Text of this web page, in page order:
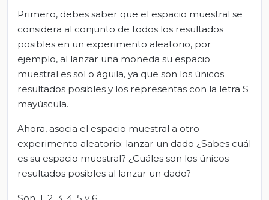
Primero, debes saber que el espacio muestral se
considera al conjunto de todos los resultados
posibles en un experimento aleatorio, por
ejemplo, al lanzar una moneda su espacio
muestral es sol o águila, ya que son los únicos
resultados posibles y los representas con la letra S
mayúscula.
Ahora, asocia el espacio muestral a otro
experimento aleatorio: lanzar un dado ¿Sabes cuál
es su espacio muestral? ¿Cuáles son los únicos
resultados posibles al lanzar un dado?